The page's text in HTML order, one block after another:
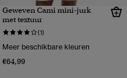
Geweven Cami mini-jurk
met textuur
(1)
Meer beschikbare kleuren
€64,99